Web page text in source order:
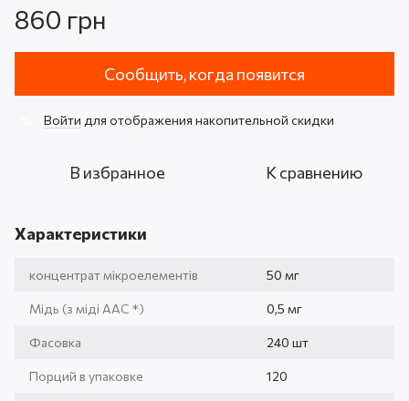
860 грн
Сообщить, когда появится
Войти для отображения накопительной скидки
В избранное К сравнению
Характеристики
концентрат мікроелементів 50 мг
Мідь (з міді AAC *) 0,5 мг
Фасовка 240 шт
Порций в упаковке 120